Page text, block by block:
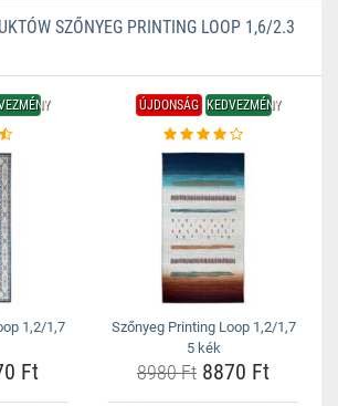
SZŐNYEG PRINTING LOOP 1,6/2.3
1,2/1,7
Ft
ÚJDONSÁG KEDVEZMÉNY
Szőnyeg Printing Loop 1,2/1,7
5 kék
8980 Ft 8870 Ft